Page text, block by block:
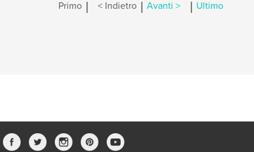
Primo | < Indietro | Avanti > | Ultimo